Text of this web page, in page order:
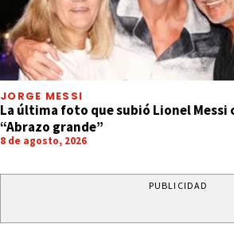
JORGE MESSI
La última foto que subió Lionel Messi
“Abrazo grande”
8 de agosto, 2026
PUBLICIDAD